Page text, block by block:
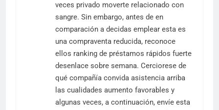
veces privado moverte relacionado con
sangre. Sin embargo, antes de en
comparación a decidas emplear esta es
una compraventa reducida, reconoce
ellos ranking de préstamos rápidos fuerte
desenlace sobre semana. Cerciorese de
qué compañía convida asistencia arriba
las cualidades aumento favorables y
algunas veces, a continuación, envíe esta